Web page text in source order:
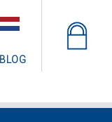
BLOG